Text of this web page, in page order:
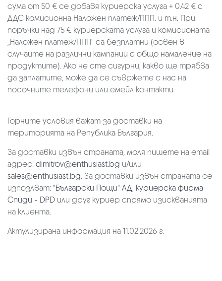
сума от 50 € се добавя куриерска услуга + 0.42 € с
ДДС комисионна Наложен платеж/ППП. и т.н. При
поръчки над 75 € куриерската услуга и комисионата
„Наложен платеж/ППП“ са безплатни (освен в
случаите на различни кампании с общо намаление на
продуктите). Ако не сте сигурни, какво ще трябва
да заплатите, може да се съвржете с нас на
посочните телефони или емейл контакти.
Горните условия важат за доставки на
територията на Република България.
За доставки извън страната, моля пишете на email
адрес: dimitrov@enthusiast.bg и/или
sales@enthusiast.bg. За доставки извън страната се
изпозлват: "Български Пощи" АД, куриерска фирма
Спиди - DPD или друг куриер спрямо изискванията
на клиента.
Актулизирана информация на 11.02.2026 г.